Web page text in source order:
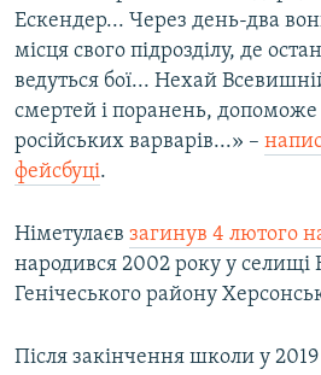
Ескендер... Через день-два
місця свого підрозділу, де
ведуться бої... Нехай
смертей і поранень,
російських варварів...» –
фейсбуці.
Німетулаєв загинув 4 лютого
народився 2002 року у селищі
Генічеського району
Після закінчення школи у 2019